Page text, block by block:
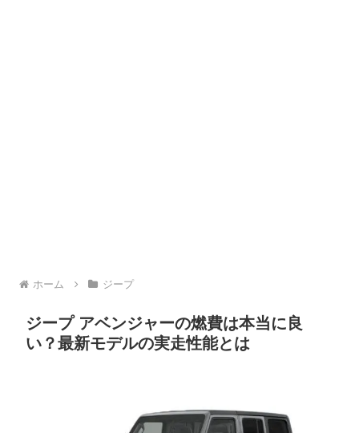
ホーム ジープ
ジープ アベンジャーの燃費は本当に良
い？最新モデルの実走性能とは